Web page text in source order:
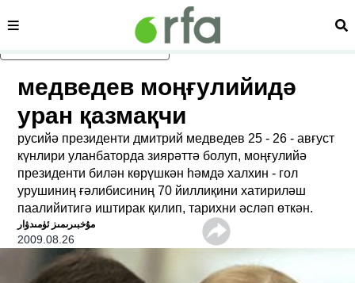
асаслиқ мәзмунға атлаң
сәһипә
медведев моңғулийидә
уран қазмақчи
русийә президенти дмитрий медведев 25 - 26 - авғуст
күнлири уланбаторда зиярәттә болуп, моңғулийә
президенти билән көрүшкән һәмдә халхин - гол
урушиниң ғәлибисиниң 70 йиллиқини хатириләш
паалийитигә иштирак қилип, тарихни әсләп өткән.
ﻣﯘﺧﺒﯩﺮﯨﻤﯩﺰ ﺋﯜﻣﯩﺪﯞﺍﺭ
2009.08.26